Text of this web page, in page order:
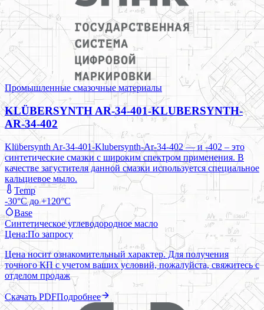
Промышленные смазочные материалы
KLÜBERSYNTH AR-34-401-KLUBERSYNTH-
AR-34-402
Klübersynth Ar-34-401-Klubersynth-Ar-34-402 — и -402 – это
синтетические смазки с широким спектром применения. В
качестве загустителя данной смазки используется специальное
кальциевое мыло.
Temp
-30°C до +120°C
Base
Синтетическое углеводородное масло
Цена:По запросу
Цена носит ознакомительный характер. Для получения
точного КП с учетом ваших условий, пожалуйста, свяжитесь с
отделом продаж
Скачать PDFПодробнее